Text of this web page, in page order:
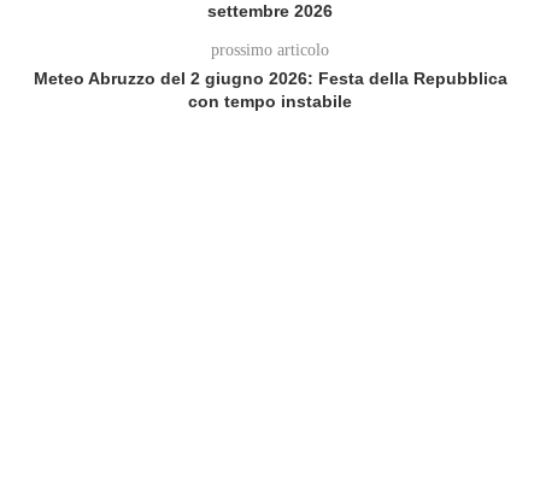
settembre 2026
prossimo articolo
Meteo Abruzzo del 2 giugno 2026: Festa della Repubblica
con tempo instabile